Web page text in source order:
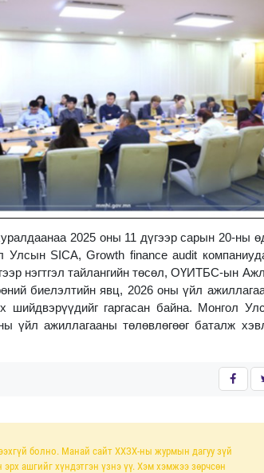
2025 оны 11 дүгээр сарын 20-ны
Улсын SICA, Growth finance audit
нэгтгэл тайлангийн төсөл, ОҮИТБС-ын
биелэлтийн явц, 2026 оны үйл
шийдвэрүүдийг гаргасан байна. Монгол
үйл ажиллагааны төлөвлөгөөг баталж
болно. Манай сайт ХХЗХ-ны журмын дагуу зүй
ашгийг хүндэтгэн үзнэ үү. Хэм хэмжээ зөрчсөн